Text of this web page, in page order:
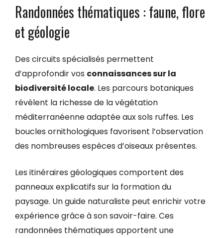
Randonnées thématiques : faune, flore
et géologie
Des circuits spécialisés permettent
d’approfondir vos connaissances sur la
biodiversité locale. Les parcours botaniques
révèlent la richesse de la végétation
méditerranéenne adaptée aux sols ruffes. Les
boucles ornithologiques favorisent l’observation
des nombreuses espèces d’oiseaux présentes.
Les itinéraires géologiques comportent des
panneaux explicatifs sur la formation du
paysage. Un guide naturaliste peut enrichir votre
expérience grâce à son savoir-faire. Ces
randonnées thématiques apportent une